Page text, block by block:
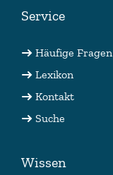
Service
Häufige Fragen
Lexikon
Kontakt
Suche
Wissen